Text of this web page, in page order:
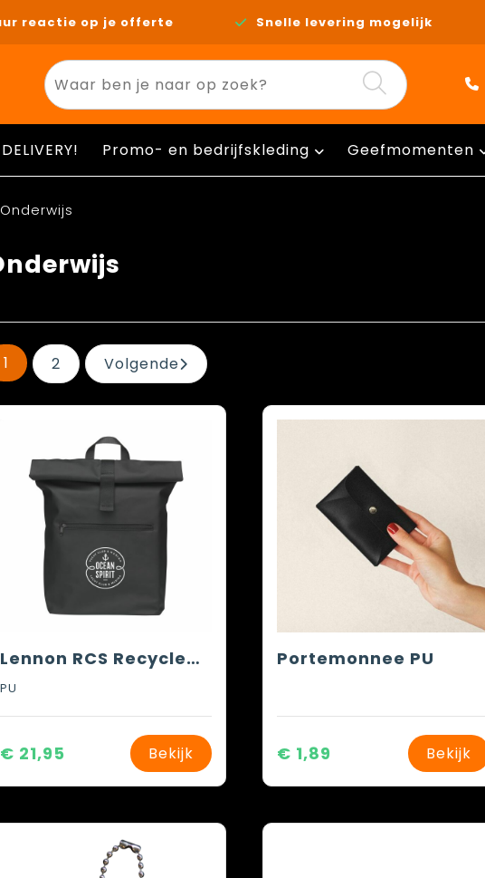
reactie op je offerte Snelle levering mogelijk
Promo- en bedrijfskleding Geefmomenten
Onderwijs
1 2 Volgende
Lennon RCS Recycled Roll-Top Backpack rugzak
PU
€ 21,95 Bekijk
Portemonnee PU
€ 1,89 Bekijk